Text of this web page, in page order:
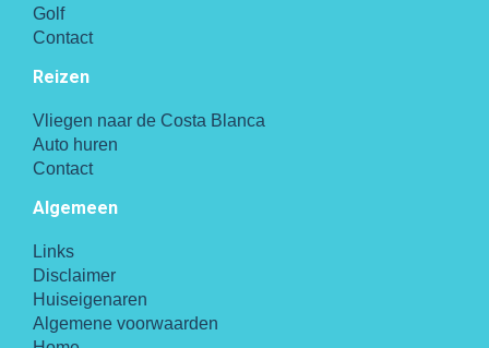
Golf
Contact
Reizen
Vliegen naar de Costa Blanca
Auto huren
Contact
Algemeen
Links
Disclaimer
Huiseigenaren
Algemene voorwaarden